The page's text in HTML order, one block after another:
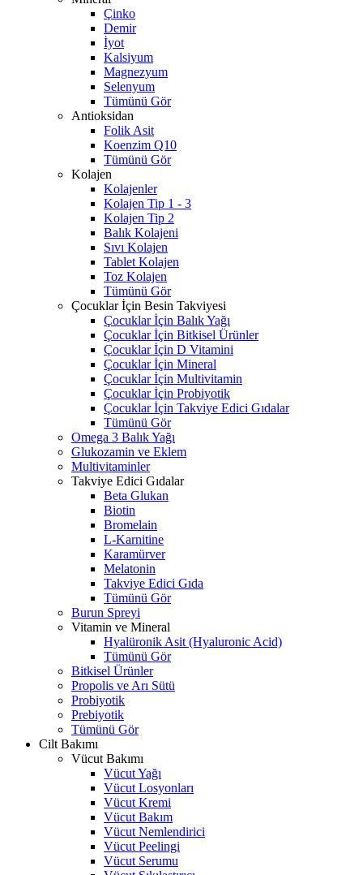
Çinko
Demir
İyot
Kalsiyum
Magnezyum
Selenyum
Tümünü Gör
Antioksidan
Folik Asit
Koenzim Q10
Tümünü Gör
Kolajen
Kolajenler
Kolajen Tip 1 - 3
Kolajen Tip 2
Balık Kolajeni
Sıvı Kolajen
Tablet Kolajen
Toz Kolajen
Tümünü Gör
Çocuklar İçin Besin Takviyesi
Çocuklar İçin Balık Yağı
Çocuklar İçin Bitkisel Ürünler
Çocuklar İçin D Vitamini
Çocuklar İçin Mineral
Çocuklar İçin Multivitamin
Çocuklar İçin Probiyotik
Çocuklar İçin Takviye Edici Gıdalar
Tümünü Gör
Omega 3 Balık Yağı
Glukozamin ve Eklem
Multivitaminler
Takviye Edici Gıdalar
Beta Glukan
Biotin
Bromelain
L-Karnitine
Karamürver
Melatonin
Takviye Edici Gıda
Tümünü Gör
Burun Spreyi
Vitamin ve Mineral
Hyalüronik Asit (Hyaluronic Acid)
Tümünü Gör
Bitkisel Ürünler
Propolis ve Arı Sütü
Probiyotik
Prebiyotik
Tümünü Gör
Cilt Bakımı
Vücut Bakımı
Vücut Yağı
Vücut Losyonları
Vücut Kremi
Vücut Bakım
Vücut Nemlendirici
Vücut Peelingi
Vücut Serumu